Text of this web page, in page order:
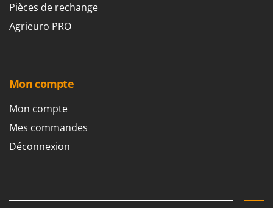
Stanley
Stiga
Pièces de rechange
Agrieuro PRO
Mon compte
Mon compte
Mes commandes
Déconnexion